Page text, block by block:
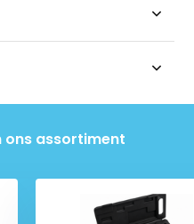
assortiment